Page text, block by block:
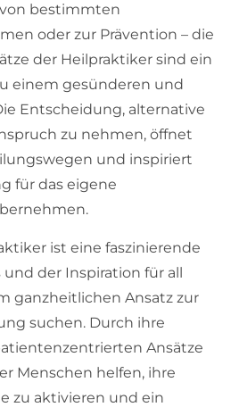
bestimmten
oder zur Prävention – die
der Heilpraktiker sind ein
einem gesünderen und
Entscheidung, alternative
zu nehmen, öffnet
und inspiriert
für das eigene
ist eine faszinierende
und der Inspiration für all
ganzheitlichen Ansatz zur
suchen. Durch ihre
Ansätze
Menschen helfen, ihre
zu aktivieren und ein